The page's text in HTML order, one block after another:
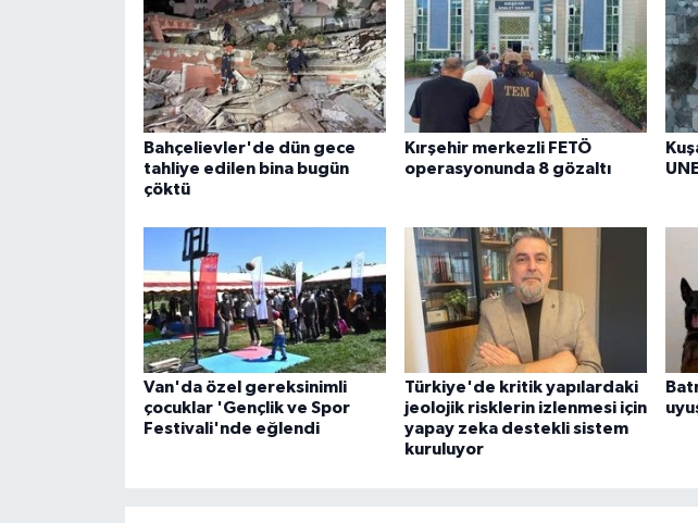
Bahçelievler'de dün gece
tahliye edilen bina bugün
çöktü
Kırşehir merkezli FETÖ
operasyonunda 8 gözaltı
Van'da özel gereksinimli
çocuklar 'Gençlik ve Spor
Festivali'nde eğlendi
Türkiye'de kritik yapılardaki
jeolojik risklerin izlenmesi için
yapay zeka destekli sistem
kuruluyor